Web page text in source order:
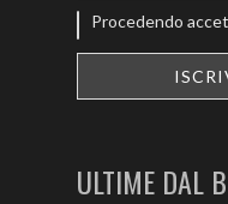
Procedendo
ULTIME DAL